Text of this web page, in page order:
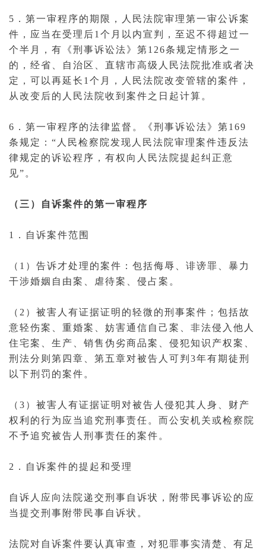
5．第一审程序的期限，人民法院审理第一审公诉案
件，应当在受理后1个月以内宣判，至迟不得超过一
个半月，有《刑事诉讼法》第126条规定情形之一
的，经省、自治区、直辖市高级人民法院批准或者决
定，可以再延长1个月，人民法院改变管辖的案件，
从改变后的人民法院收到案件之日起计算。
6．第一审程序的法律监督。《刑事诉讼法》第169
条规定：“人民检察院发现人民法院审理案件违反法
律规定的诉讼程序，有权向人民法院提起纠正意
见”。
（三）自诉案件的第一审程序
1． 自诉案件范围
（1）告诉才处理的案件：包括侮辱 、诽谤罪、暴力
干涉婚姻 自由案、 虐待案、侵占案。
（2）被害人有证据证明的轻微的刑事案件 ；包括故
意轻伤案、重婚案、妨害通信自己案、非法侵入他人
住宅案、生产、销售伪劣商品案、侵犯知识产权案、
刑法分则第四章、第五章对被告人可判3年有期徒刑
以下刑罚的案件。
（3）被害人有证据证明对被告人侵犯其人身、财产
权利的行为应当追究刑事责任 。而公安机关或检察院
不予追究被告人刑事责任的案件。
2．自诉案件的提起和受理
自诉人应向法院递交刑事自诉状 ，附带 民事诉讼的应
当提交刑事附带民事自诉状。
法院对自诉案件要认真审查，对犯罪事实清楚、有足